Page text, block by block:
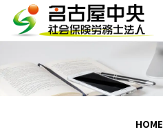
HOME